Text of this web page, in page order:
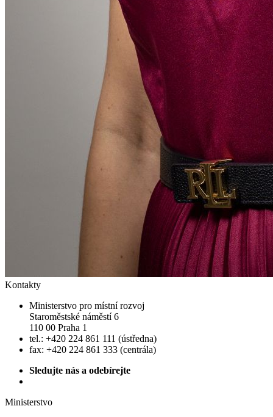
Kontakty
Ministerstvo pro místní rozvoj
Staroměstské náměstí 6
110 00 Praha 1
tel.: +420 224 861 111 (ústředna)
fax: +420 224 861 333 (centrála)
Sledujte nás a odebírejte
Ministerstvo